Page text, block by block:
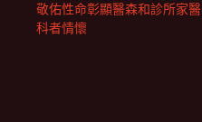
敬佑性命彰顯醫森和診所家醫
科者情懷